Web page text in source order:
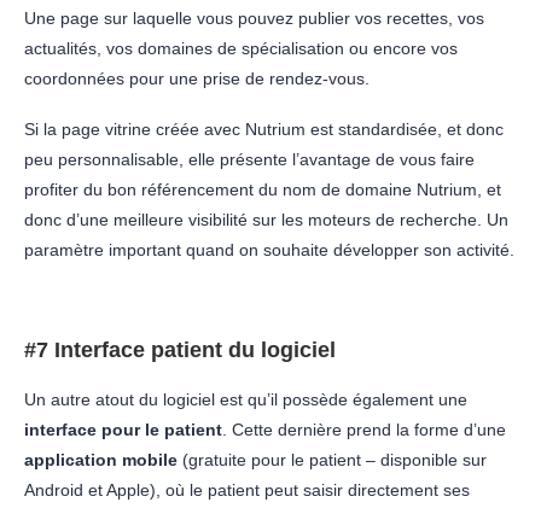
Une page sur laquelle vous pouvez publier vos recettes, vos
actualités, vos domaines de spécialisation ou encore vos
coordonnées pour une prise de rendez-vous.
Si la page vitrine créée avec Nutrium est standardisée, et donc
peu personnalisable, elle présente l’avantage de vous faire
profiter du bon référencement du nom de domaine Nutrium, et
donc d’une meilleure visibilité sur les moteurs de recherche. Un
paramètre important quand on souhaite développer son activité.
#7 Interface patient du logiciel
Un autre atout du logiciel est qu’il possède également une
interface pour le patient . Cette dernière prend la forme d’une
application mobile (gratuite pour le patient – disponible sur
Android et Apple), où le patient peut saisir directement ses